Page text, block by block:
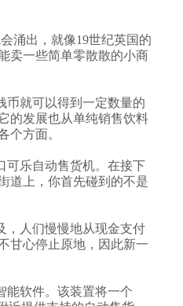
涌出，就像19世纪英国的
卖一些简单零散散的小商
币就可以得到一定数量的
的发展也从单纯销售饮料
个方面。
可乐自动售货机。在接下
道上，你首先碰到的不是
，人们慢慢地从现金支付
甘心停止原地，因此新一
能软件。该装置将一个